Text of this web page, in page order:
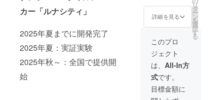
カー「ルナシティ」
2025年夏までに開発完了
2025年夏：実証実験
2025年秋～：全国で提供開
始
団体名
とご担
当者の
お名前
をご入
力くだ
さい。
改めて
メール
にてご
連絡い
たしま
士訓
練」
は、企
業の
リー
ダー層
やチー
ムメン
バー向
けに、
月面模
擬環境
詳細を見る
リ
タ
ー
ン
を
選
択
す
る
このプロ
ジェクト
は、 All-In方
式です。
目標金額に